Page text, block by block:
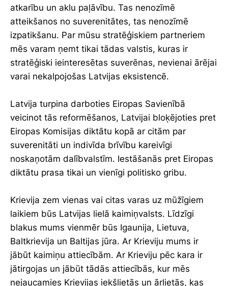
atkarību un aklu paļāvību. Tas nenozīmē
atteikšanos no suverenitātes, tas nenozīmē
izpatikšanu. Par mūsu stratēģiskiem partneriem
mēs varam ņemt tikai tādas valstis, kuras ir
stratēģiski ieinteresētas suverēnas, nevienai ārējai
varai nekalpojošas Latvijas eksistencē.
Latvija turpina darboties Eiropas Savienībā
veicinot tās reformēšanos, Latvijai bloķējoties pret
Eiropas Komisijas diktātu kopā ar citām par
suverenitāti un indivīda brīvību kareivīgi
noskaņotām dalībvalstīm. Iestāšanās pret Eiropas
diktātu prasa tikai un vienīgi politisko gribu.
Krievija zem vienas vai citas varas uz mūžīgiem
laikiem būs Latvijas lielā kaimiņvalsts. Līdzīgi
blakus mums vienmēr būs Igaunija, Lietuva,
Baltkrievija un Baltijas jūra. Ar Krieviju mums ir
jābūt kaimiņu attiecībām. Ar Krieviju pēc kara ir
jātirgojas un jābūt tādās attiecībās, kur mēs
nejaucamies Krievijas iekšlietās un ārlietās, kas